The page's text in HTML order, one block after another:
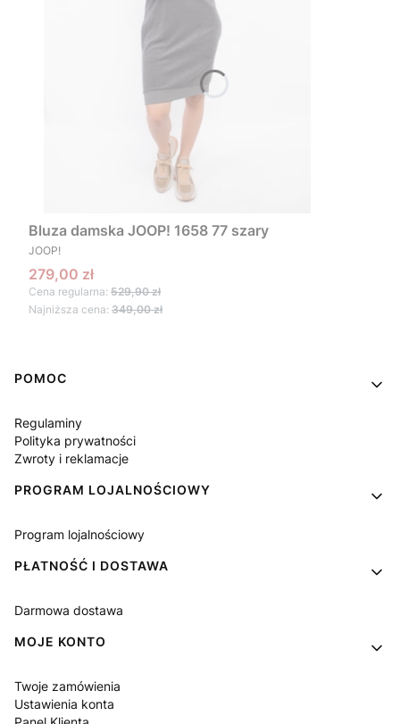
Bluza damska JOOP! 1658 77 szary
PRODUCENT
JOOP!
Cena promocyjna
279,00 zł
Cena regularna: 529,90 zł
Najniższa cena: 349,00 zł
Linki w stopce
POMOC
Regulaminy
Polityka prywatności
Zwroty i reklamacje
PROGRAM LOJALNOŚCIOWY
Program lojalnościowy
PŁATNOŚĆ I DOSTAWA
Darmowa dostawa
MOJE KONTO
Twoje zamówienia
Ustawienia konta